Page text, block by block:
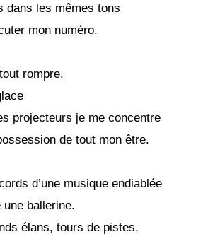
dans les mêmes tons
mon numéro.
rompre.
projecteurs je me concentre
de tout mon être.
d’une musique endiablée
une ballerine.
élans, tours de pistes,